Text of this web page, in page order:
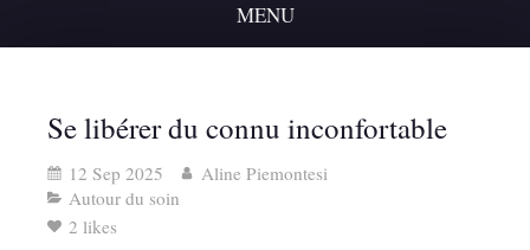
MENU
Se libérer du connu inconfortable
12 Sep 2025
Aline Piemontesi
Autour du soin
2 likes